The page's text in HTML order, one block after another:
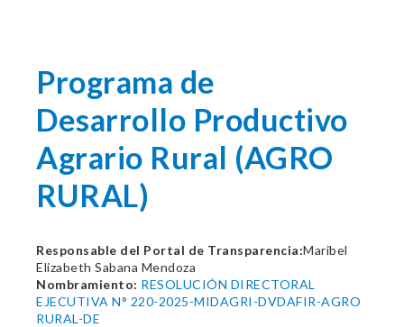
Programa de
Desarrollo Productivo
Agrario Rural (AGRO
RURAL)
Responsable del Portal de Transparencia:Maribel
Elizabeth Sabana Mendoza
Nombramiento: RESOLUCIÓN DIRECTORAL
EJECUTIVA N° 220-2025-MIDAGRI-DVDAFIR-AGRO
RURAL-DE